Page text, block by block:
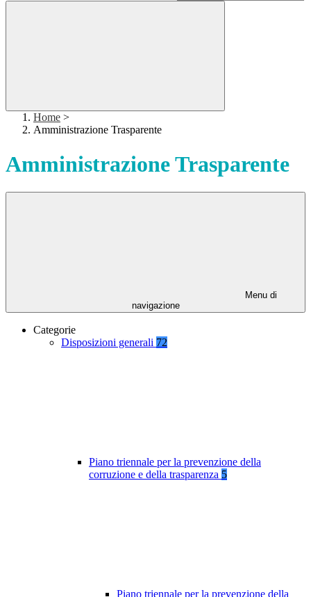
Home >
Amministrazione Trasparente
Amministrazione Trasparente
Menu di
navigazione
Categorie
Disposizioni generali 72
Piano triennale per la prevenzione della
corruzione e della trasparenza 5
Piano triennale per la prevenzione della